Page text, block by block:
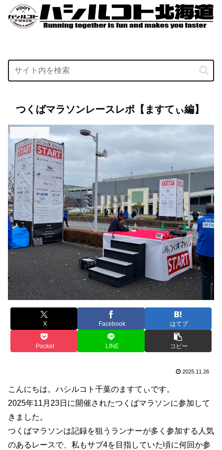
つくばマラソンレースレポ【ますてぃ編】
X Facebook はてブ
Pocket LINE コピー
2025.11.26
こんにちは。ハシルコト千葉のますてぃです。
2025年11月23日に開催されたつくばマラソンに参加して
きました。
つくばマラソンは記録を狙うランナーが多く参加する人気
のあるレースで、私もサブ4を目指していた頃に何回か参